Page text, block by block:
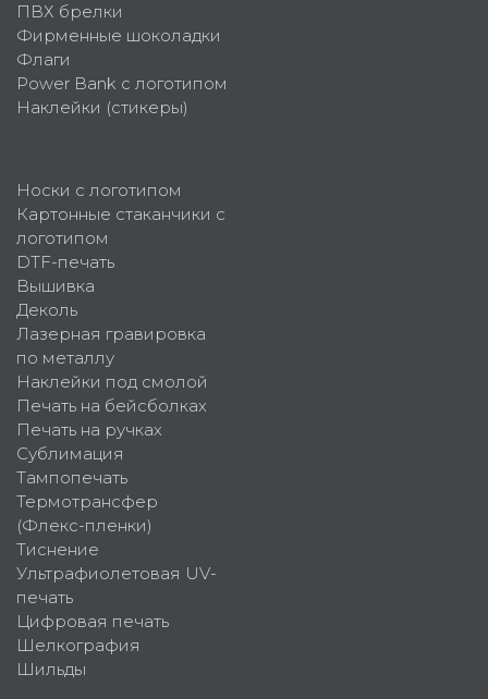
ПВХ брелки
Фирменные шоколадки
Флаги
Power Bank с логотипом
Наклейки (стикеры)
Носки с логотипом
Картонные стаканчики с
логотипом
DTF-печать
Вышивка
Деколь
Лазерная гравировка
по металлу
Наклейки под смолой
Печать на бейсболках
Печать на ручках
Сублимация
Тампопечать
Термотрансфер
(Флекс-пленки)
Тиснение
Ультрафиолетовая UV-
печать
Цифровая печать
Шелкография
Шильды